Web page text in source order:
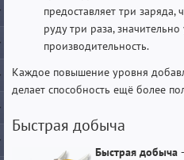
предоставляет три заряда,
руду три раза,
производительность.
Каждое повышение уровня
делает способность ещё более
Быстрая добыча
Быстрая добыча